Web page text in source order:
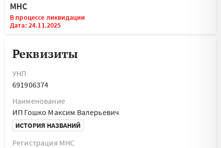
МНС
В процессе ликвидации
Дата: 24.11.2025
Реквизиты
УНП
691906374
Наименование
ИП Гошко Максим Валерьевич
ИСТОРИЯ НАЗВАНИЙ
Регистрация МНС